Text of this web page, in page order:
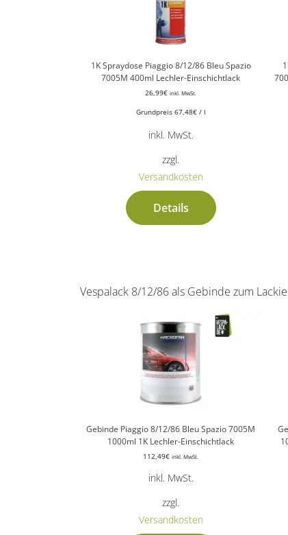
1K Spraydose Piaggio 8/12/86 Bleu Spazio
7005M 400ml Lechler-Einschichtlack
26,99€ inkl. MwSt.
Grundpreis 67,48€/ l
inkl. MwSt.
zzgl.
Versandkosten
Details
Vespalack 8/12/86 als Gebinde zum
Gebinde Piaggio 8/12/86 Bleu Spazio 7005M
1000ml 1K Lechler-Einschichtlack
112,49€ inkl. MwSt.
inkl. MwSt.
zzgl.
Versandkosten